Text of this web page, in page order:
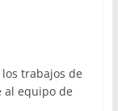
trabajos de
al equipo de